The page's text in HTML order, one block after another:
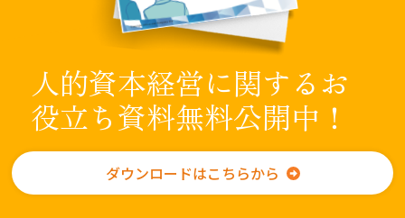
人的資本経営に関するお
役立ち資料無料公開中！
ダウンロードはこちらから